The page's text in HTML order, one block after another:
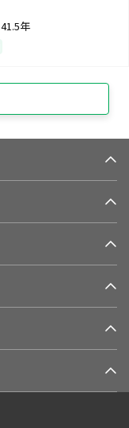
41.5年